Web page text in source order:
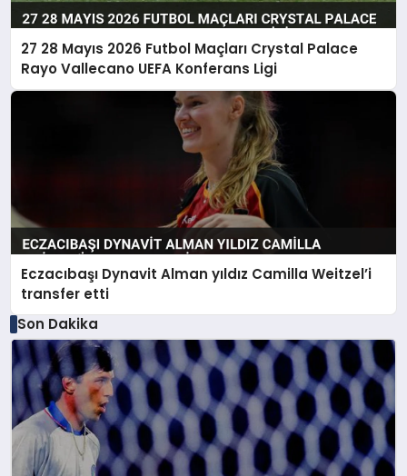
27 28 Mayıs 2026 Futbol Maçları Crystal Palace
Rayo Vallecano UEFA Konferans Ligi
Eczacıbaşı Dynavit Alman yıldız Camilla Weitzel’i
transfer etti
Son Dakika